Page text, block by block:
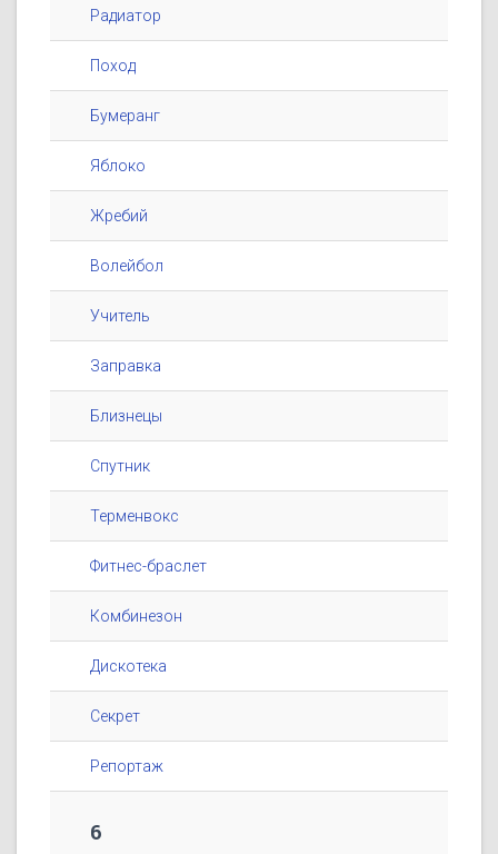
Радиатор
Поход
Бумеранг
Яблоко
Жребий
Волейбол
Учитель
Заправка
Близнецы
Спутник
Терменвокс
Фитнес-браслет
Комбинезон
Дискотека
Секрет
Репортаж
6